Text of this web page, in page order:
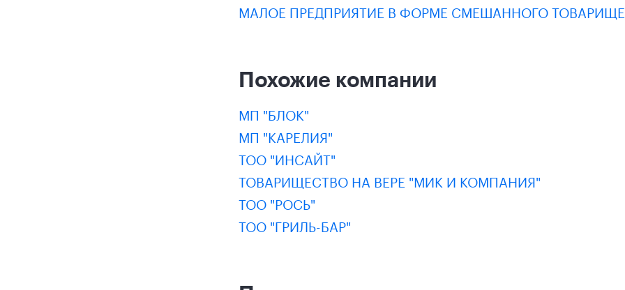
МАЛОЕ ПРЕДПРИЯТИЕ В ФОРМЕ СМЕШАННОГО
Похожие компании
МП "БЛОК"
МП "КАРЕЛИЯ"
ТОО "ИНСАЙТ"
ТОВАРИЩЕСТВО НА ВЕРЕ "МИК И КОМПАНИЯ"
ТОО "РОСЬ"
ТОО "ГРИЛЬ-БАР"